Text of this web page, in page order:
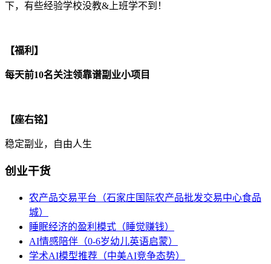
下，有些经验学校没教&上班学不到！
【福利】
每天前10名关注领靠谱副业小项目
【座右铭】
稳定副业，自由人生
创业干货
农产品交易平台（石家庄国际农产品批发交易中心食品
城）
睡眠经济的盈利模式（睡觉赚钱）
AI情感陪伴（0-6岁幼儿英语启蒙）
学术AI模型推荐（中美AI竞争态势）